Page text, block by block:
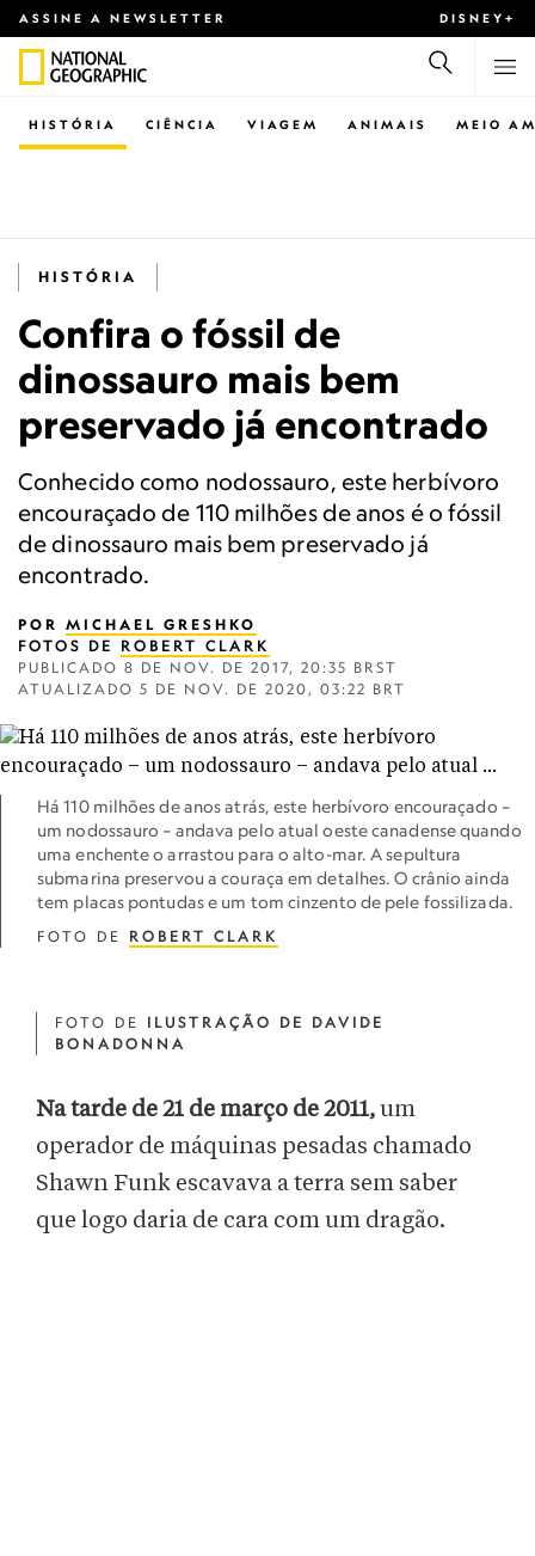
ASSINE A NEWSLETTER DISNEY+
CIÊNCIA VIAGEM ANIMAIS
HISTÓRIA MEIO
HISTÓRIA
Confira o fóssil de
dinossauro mais bem
preservado já encontrado
Conhecido como nodossauro, este herbívoro
encouraçado de 110 milhões de anos é o fóssil
de dinossauro mais bem preservado já
encontrado.
POR MICHAEL GRESHKO
FOTOS DE ROBERT CLARK
PUBLICADO 8 DE NOV. DE 2017, 20:35 BRST
ATUALIZADO 5 DE NOV. DE 2020, 03:22 BRT
Há 110 milhões de anos atrás, este herbívoro encouraçado –
um nodossauro – andava pelo atual oeste canadense quando
uma enchente o arrastou para o alto-mar. A sepultura
submarina preservou a couraça em detalhes. O crânio ainda
tem placas pontudas e um tom cinzento de pele fossilizada.
FOTO DE ROBERT CLARK
FOTO DE ILUSTRAÇÃO DE DAVIDE
BONADONNA
Na tarde de 21 de março de 2011,um
operador de máquinas pesadas chamado
Shawn Funk escavava a terra sem saber
que logo daria de cara com um dragão.